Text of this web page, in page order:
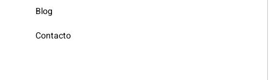
Blog
Contacto